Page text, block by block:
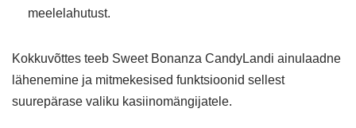
meelelahutust.
Kokkuvõttes teeb Sweet Bonanza CandyLandi ainulaadne
lähenemine ja mitmekesised funktsioonid sellest
suurepärase valiku kasiinomängijatele.